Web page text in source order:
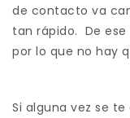
de contacto va
tan rápido. De
por lo que no hay
Si alguna vez se